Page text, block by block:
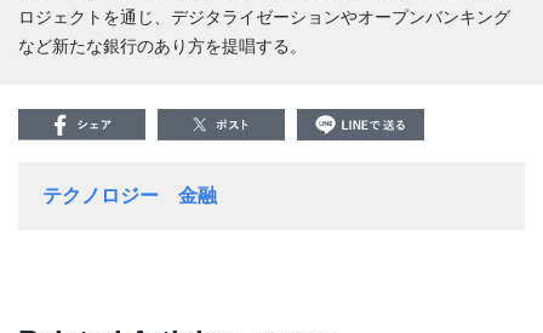
ロジェクトを通じ、デジタライゼーションやオープンバンキング
など新たな銀行のあり方を提唱する。
テクノロジー 金融